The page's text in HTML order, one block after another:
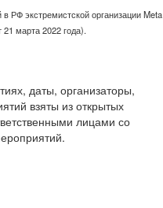
РФ экстремистской организации Meta
марта 2022 года).
даты, организаторы,
взяты из открытых
лицами со